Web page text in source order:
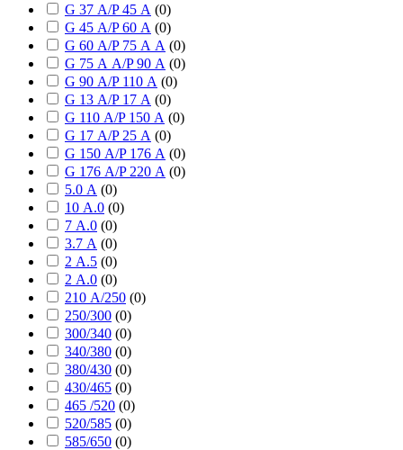
G 37 А/P 45 А (0)
G 45 А/P 60 А (0)
G 60 А/P 75 А А (0)
G 75 А А/P 90 А (0)
G 90 А/P 110 А (0)
G 13 А/P 17 А (0)
G 110 А/P 150 А (0)
G 17 А/P 25 А (0)
G 150 А/P 176 А (0)
G 176 А/P 220 А (0)
5.0 А (0)
10 А.0 (0)
7 А.0 (0)
3.7 А (0)
2 А.5 (0)
2 А.0 (0)
210 А/250 (0)
250/300 (0)
300/340 (0)
340/380 (0)
380/430 (0)
430/465 (0)
465 /520 (0)
520/585 (0)
585/650 (0)